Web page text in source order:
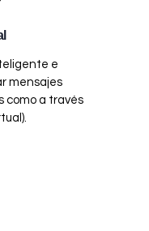
e
mensajes
como a través